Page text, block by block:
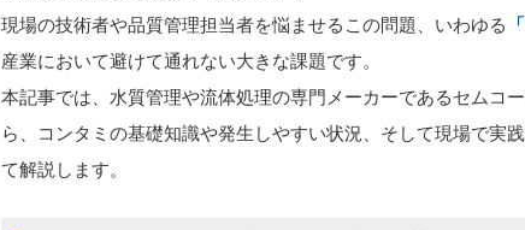
現場の技術者や品質管理担当者を悩ませるこの問題、いわゆる
産業において避けて通れない大きな課題です。
本記事では、水質管理や流体処理の専門メーカーであるセムコ
ら、コンタミの基礎知識や発生しやすい状況、そして現場で実
て解説します。